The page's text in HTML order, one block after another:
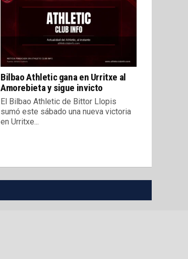
Bilbao Athletic gana en Urritxe al
Amorebieta y sigue invicto
El Bilbao Athletic de Bittor Llopis
sumó este sábado una nueva victoria
en Urritxe...